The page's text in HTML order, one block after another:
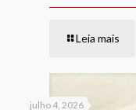
Leia mais
julho 4, 2026